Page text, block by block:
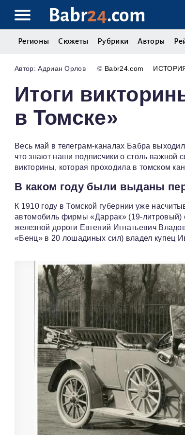
Babr24.com
Регионы Сюжеты Рубрики Авторы
Адриан Орлов © Babr24.com
Итоги
в Томске»
Весь май в телеграм‑каналах Бабра
что знают наши подписчики о столь важной
викторины, которая проходила в томском
В каком году были выданы
К 1910 году в Томской губернии уже
автомобиль фирмы «Даррак»
железной дороги Евгений Игнатьевич
«Бенц» в 20 лошадиных сил) владел купец